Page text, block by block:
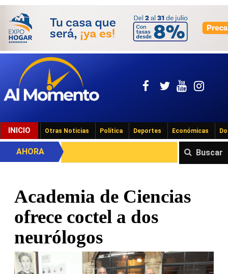
INICIO Otras Noticias Política Deportes Económicas
Buscar
AHORA
Academia de Ciencias
ofrece coctel a dos
neurólogos